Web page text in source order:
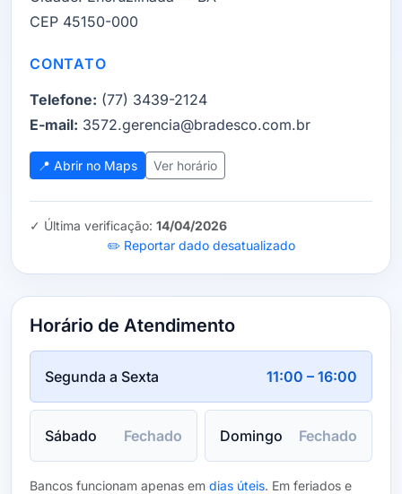
CEP 45150-000
CONTATO
Telefone: (77) 3439-2124
E-mail: 3572.gerencia@bradesco.com.br
📍 Abrir no Maps Ver horário
✓ Última verificação: 14/04/2026
✏️ Reportar dado desatualizado
Horário de Atendimento
Segunda a Sexta 11:00 – 16:00
Sábado Fechado Domingo Fechado
Bancos funcionam apenas em dias úteis. Em feriados e